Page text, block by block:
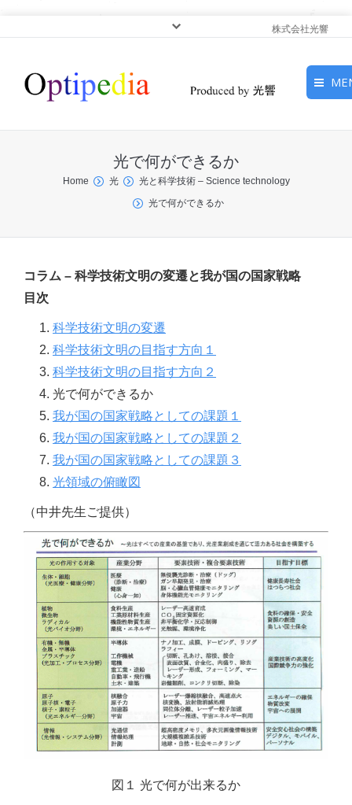
株式会社光響
ピックアップ
光基礎・光源
ン
光で何ができるか
You are here:
Home 光
光と科学技術 – Science technology
光で何ができるか
コラム – 科学技術文明の変遷と我が国の国家戦略
目次
1. 科学技術文明の変遷
2. 科学技術文明の目指す方向１
3. 科学技術文明の目指す方向２
4. 光で何ができるか
5. 我が国の国家戦略としての課題１
6. 我が国の国家戦略としての課題２
7. 我が国の国家戦略としての課題３
8. 光領域の俯瞰図
（中井先生ご提供）
図１ 光で何が出来るか